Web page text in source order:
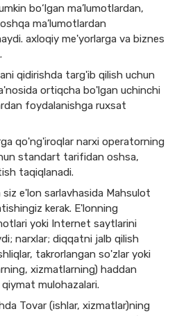
bo‘lgan ma’lumotlardan,
ma’lumotlardan
axloqiy me'yorlarga va biznes
qidirishda targ'ib qilish uchun
ortiqcha bo'lgan uchinchi
foydalanishga ruxsat
qo'ng'iroqlar narxi operatorning
standart tarifidan oshsa,
taqiqlanadi.
e'lon sarlavhasida Mahsulot
kerak. E'lonning
yoki Internet saytlarini
narxlar; diqqatni jalb qilish
takrorlangan so'zlar yoki
xizmatlarning) haddan
mulohazalari.
Tovar (ishlar, xizmatlar)ning